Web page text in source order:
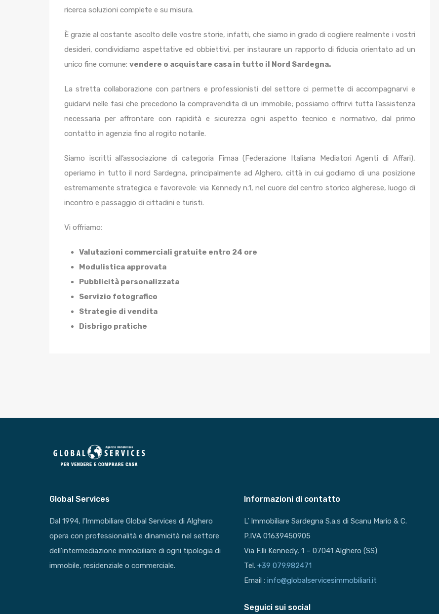
ricerca soluzioni complete e su misura.
È grazie al costante ascolto delle vostre storie, infatti, che siamo in grado di cogliere realmente i vostri
desideri, condividiamo aspettative ed obbiettivi, per instaurare un rapporto di fiducia orientato ad un
unico fine comune: vendere o acquistare casa in tutto il Nord Sardegna.
La stretta collaborazione con partners e professionisti del settore ci permette di accompagnarvi e
guidarvi nelle fasi che precedono la compravendita di un immobile; possiamo offrirvi tutta l’assistenza
necessaria per affrontare con rapidità e sicurezza ogni aspetto tecnico e normativo, dal primo
contatto in agenzia fino al rogito notarile.
Siamo iscritti all’associazione di categoria Fimaa (Federazione Italiana Mediatori Agenti di Affari),
operiamo in tutto il nord Sardegna, principalmente ad Alghero, città in cui godiamo di una posizione
estremamente strategica e favorevole: via Kennedy n.1, nel cuore del centro storico algherese, luogo di
incontro e passaggio di cittadini e turisti.
Vi offriamo:
Valutazioni commerciali gratuite entro 24 ore
Modulistica approvata
Pubblicità personalizzata
Servizio fotografico
Strategie di vendita
Disbrigo pratiche
Global Services
Dal 1994, l’Immobiliare Global Services di Alghero
opera con professionalità e dinamicità nel settore
dell’intermediazione immobiliare di ogni tipologia di
immobile, residenziale o commerciale.
Informazioni di contatto
L’ Immobiliare Sardegna S.a.s di Scanu Mario & C.
P.IVA 01639450905
Via F.lli Kennedy, 1 – 07041 Alghero (SS)
Tel.+39 079.982471
Email :info@globalservicesimmobiliari.it
Seguici sui social